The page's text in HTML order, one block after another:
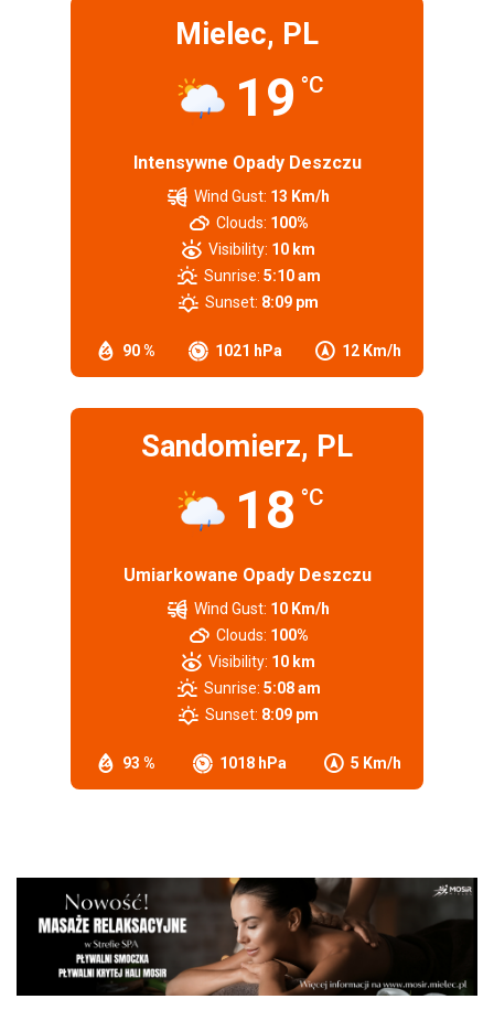
Mielec, PL
19 °C
Intensywne Opady Deszczu
90 % 1021 hPa 12 Km/h
Wind Gust: 13 Km/h
Clouds: 100%
Visibility: 10 km
Sunrise: 5:10 am
Sunset: 8:09 pm
Sandomierz, PL
18 °C
Umiarkowane Opady Deszczu
93 % 1018 hPa 5 Km/h
Wind Gust: 10 Km/h
Clouds: 100%
Visibility: 10 km
Sunrise: 5:08 am
Sunset: 8:09 pm